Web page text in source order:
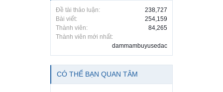
Đề tài thảo luận:
238,727
Bài viết:
254,159
Thành viên:
84,265
Thành viên mới nhất:
dammambuyusedac
CÓ THỂ BẠN QUAN TÂM